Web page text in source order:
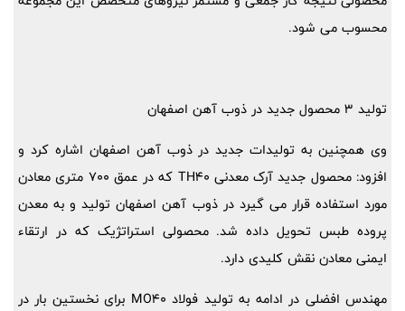
محسوب می شود.
تولید 3 محصول جدید در ذوب آهن اصفهان
وی همچنین به تولیدات جدید در ذوب آهن اصفهان اشاره کرد و
افزود: محصول جدید آرک معدنی TH40 که در عمق 700 متری معادن
مورد استفاده قرار می گیرد در ذوب آهن اصفهان تولید و به معدن
پروده طبس تحویل داده شد. محصولی استراتژیک که در ارتقاء
ایمنی معادن نقش کلیدی دارد.
مهندس افضلی در ادامه به تولید فولاد MO40 برای نخستین بار در